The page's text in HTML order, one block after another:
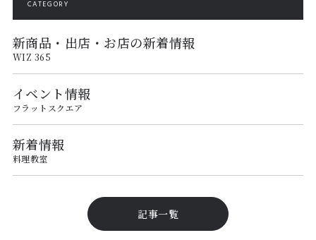
CATEGORY
新商品・出店・お店の新着情報
WIZ 365
イベント情報
フラットスクエア
新着情報
料理教室
記事一覧